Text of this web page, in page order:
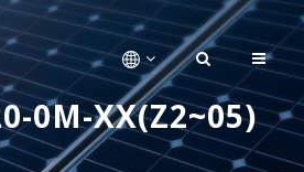
0M-XX(Z2~05)